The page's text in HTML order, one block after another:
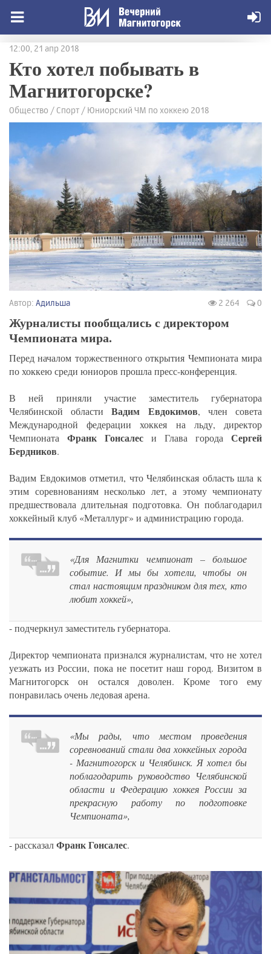
12:00, 21 апр 2018
Кто хотел побывать в
Магнитогорске?
Общество / Спорт / Юниорский ЧМ по хоккею 2018
Автор: Адильша 2 264 0
Журналисты пообщались с директором
Чемпионата мира.
Перед началом торжественного открытия Чемпионата мира
по хоккею среди юниоров прошла пресс-конференция.
В ней приняли участие заместитель губернатора
Челябинской области
Вадим Евдокимов, член совета
Международной федерации хоккея на льду, директор
Чемпионата Франк Гонсалес и Глава города Сергей
Бердников.
Вадим Евдокимов отметил, что Челябинская область шла к
этим соревнованиям несколько лет, а этому чемпионату
предшествовала длительная подготовка. Он поблагодарил
хоккейный клуб «Металлург» и администрацию города.
«Для Магнитки чемпионат – большое
событие. И мы бы хотели, чтобы он
стал настоящим праздником для тех, кто
любит хоккей»,
- подчеркнул заместитель губернатора.
Директор чемпионата признался журналистам, что не хотел
уезжать из России, пока не посетит наш город. Визитом в
Магнитогорск он остался доволен. Кроме того ему
понравилась очень ледовая арена.
«Мы рады, что местом проведения
соревнований стали два хоккейных города
- Магнитогорск и Челябинск. Я хотел бы
поблагодарить руководство Челябинской
области и Федерацию хоккея России за
прекрасную работу по подготовке
Чемпионата»,
- рассказалФранк Гонсалес.